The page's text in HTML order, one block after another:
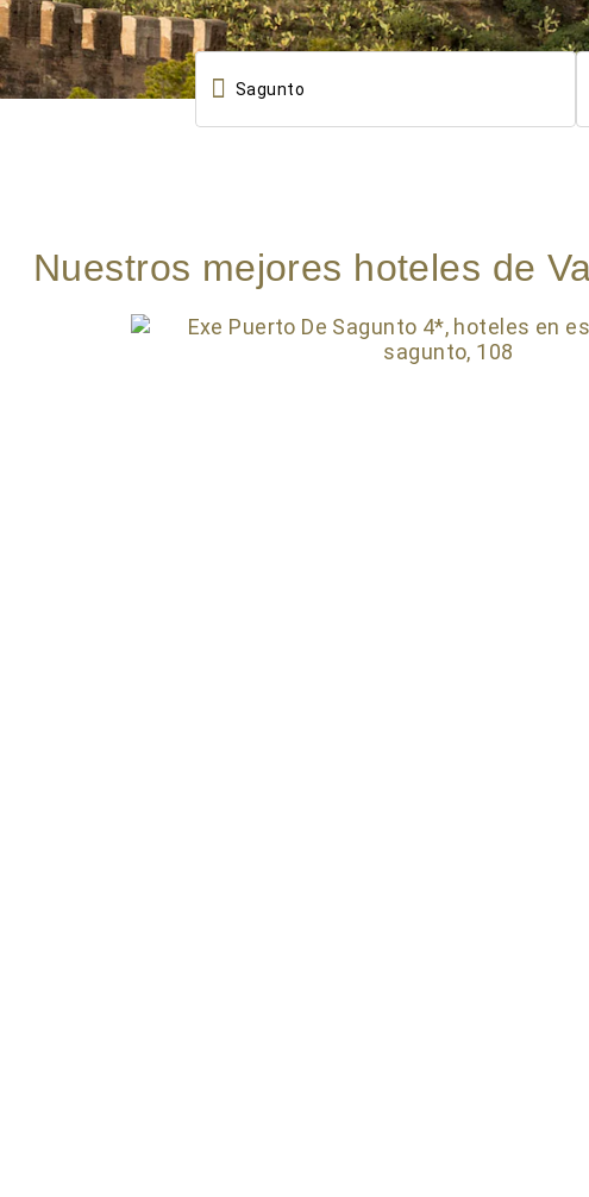

Nuestros mejores hoteles de